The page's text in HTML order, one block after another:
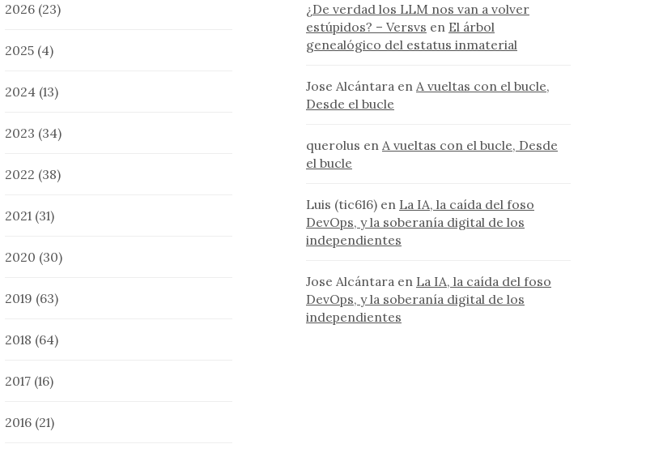
2026 (23)
2025 (4)
2024 (13)
2023 (34)
2022 (38)
2021 (31)
2020 (30)
2019 (63)
2018 (64)
2017 (16)
2016 (21)
¿De verdad los LLM nos van a volver
estúpidos? – Versvs en El árbol
genealógico del estatus inmaterial
Jose Alcántara en A vueltas con el bucle,
Desde el bucle
querolus en A vueltas con el bucle, Desde
el bucle
Luis (tic616) en La IA, la caída del foso
DevOps, y la soberanía digital de los
independientes
Jose Alcántara en La IA, la caída del foso
DevOps, y la soberanía digital de los
independientes